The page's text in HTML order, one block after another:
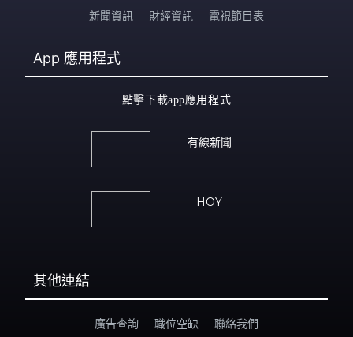
新聞資訊 財經資訊 電視節目表
App 應用程式
點擊下載app應用程式
有線新聞
HOY
其他連結
廣告查詢 職位空缺 聯絡我們